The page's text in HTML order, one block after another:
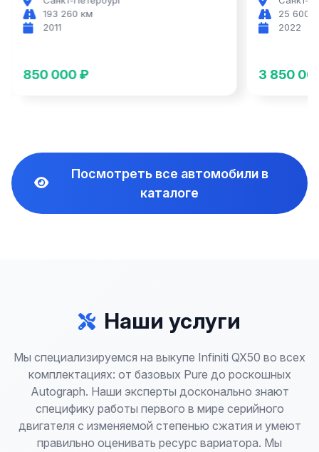
25 600 км
3 850 000 ₽ 4
Посмотреть все автомобили в
каталоге
Наши услуги
Мы специализируемся на выкупе Infiniti QX50 во всех
комплектациях: от базовых Pure до роскошных
Autograph. Наши эксперты досконально знают
специфику работы первого в мире серийного
двигателя с изменяемой степенью сжатия и умеют
правильно оценивать ресурс вариатора. Мы